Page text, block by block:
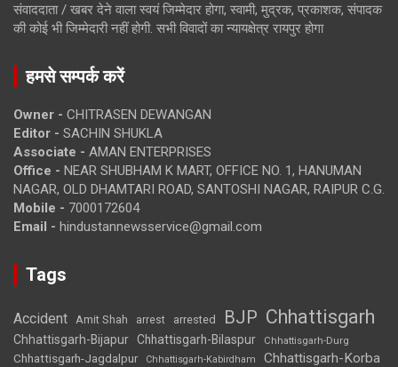
संवाददाता / खबर देने वाला स्वयं जिम्मेदार होगा, स्वामी, मुद्रक, प्रकाशक, संपादक
की कोई भी जिम्मेदारी नहीं होगी. सभी विवादों का न्यायक्षेत्र रायपुर होगा
हमसे सम्पर्क करें
Owner - CHITRASEN DEWANGAN
Editor - SACHIN SHUKLA
Associate - AMAN ENTERPRISES
Office - NEAR SHUBHAM K MART, OFFICE NO. 1, HANUMAN
NAGAR, OLD DHAMTARI ROAD, SANTOSHI NAGAR, RAIPUR C.G.
Mobile - 7000172604
Email - hindustannewsservice@gmail.com
Tags
Accident Amit Shah arrest arrested BJP Chhattisgarh
Chhattisgarh-Bijapur Chhattisgarh-Bilaspur Chhattisgarh-Durg
Chhattisgarh-Jagdalpur Chhattisgarh-Kabirdham Chhattisgarh-Korba